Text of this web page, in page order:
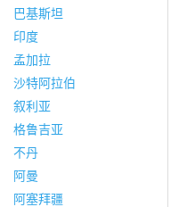
巴基斯坦
印度
孟加拉
沙特阿拉伯
叙利亚
格鲁吉亚
不丹
阿曼
阿塞拜疆